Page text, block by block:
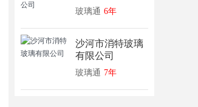
玻璃通 6年
沙河市消特玻璃
有限公司
玻璃通 7年